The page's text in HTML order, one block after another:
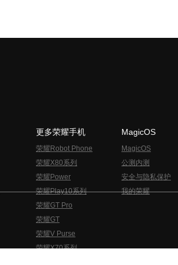
更多荣耀手机
荣耀Robot Phone
荣耀X80系列
荣耀Power
荣耀Play10系列
荣耀GT Pro
荣耀GT
荣耀V Purse
荣耀X70系列
MagicOS
MagicOS
公测内测
安全与隐私保护
我的荣耀